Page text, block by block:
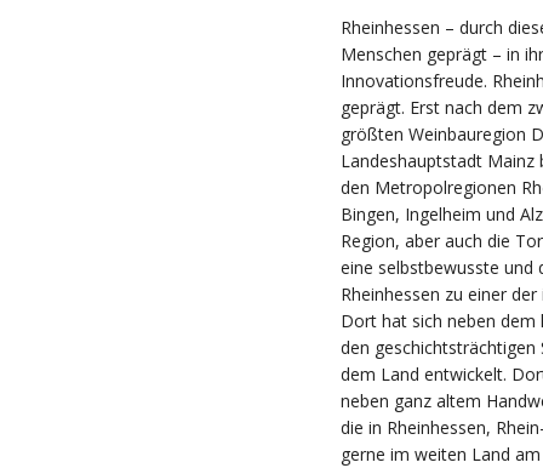
Rheinhessen – durch
Menschen geprägt – in
Innovationsfreude.
geprägt. Erst nach dem
größten Weinbauregion
Landeshauptstadt
den Metropolregionen
Bingen, Ingelheim und
Region, aber auch die
eine selbstbewusste und
Rheinhessen zu einer
Dort hat sich neben
den geschichtsträchtigen
dem Land entwickelt.
neben ganz altem
die in Rheinhessen,
gerne im weiten Land